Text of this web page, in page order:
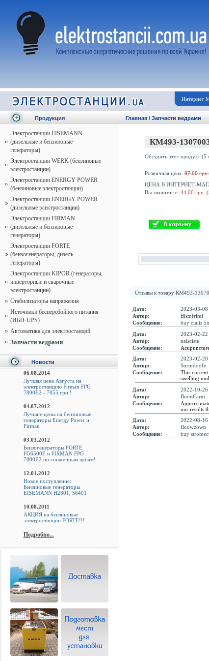
Интернет
Продукция
Электростанции EISEMANN
(дизельные и бензиновые
генераторы)
Электростанции WERK (бензиновые
электростанции)
Электростанции ENERGY POWER
(бензиновые электростанции)
Электростанции ENERGY POWER
(дизельные электростанции)
Электростанции FIRMAN
(дизельные и бензиновые
генераторы)
Электростанции FORTE
(бензогенераторы, дизель
генераторы)
Электростанции KIPOR (генераторы,
инверторные и сварочные
электростанции)
Стабилизаторы напряжения
Источники бесперебойного питания
(ИБП-UPS)
Автоматика для электростанций
Запчасти ведрами
Новости
06.08.2014
Лучшая цена Августа на
электростанцию Firman FPG
7800E2 - 7855 грн !
04.07.2012
Лучшие цены на бензиновые
генераторы Energy Power и
Firman
03.03.2012
Бензогенераторы FORTE
FG6500E и FIRMAN FPG
7800E2 по сниженным ценам!
12.01.2012
Новое поступление:
Бензиновые генераторы
EISEMANN H2801, S6401
10.08.2011
АКЦИЯ на бензиновые
электростанции FORTE!!!
Подробно...
Главная / Запчасти ведрами
КМ493-
Обсудить этот продукт (5
Розничная цена: 87.00 грн.
ЦЕНА В ИНТЕРНЕТ-
Вы экономите: 44.00 грн.
Отзывы к товару КМ493-
Дата:
2023-03-08
Автор:
Bismfrimi
Сообщение:
buy cialis
Дата:
2023-02-22
Автор:
neisciste
Сообщение:
Дата:
2023-02-20
Автор:
Sormdoofe
Сообщение:
This
swelling
Дата:
2022-10-26
Автор:
BoottCarm
Сообщение:
our results
Дата:
2022-08-16
Автор:
floowzown
Сообщение:
buy